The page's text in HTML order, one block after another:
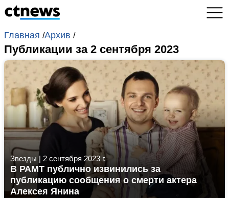
Главная /Архив /
Публикации за 2 сентября 2023
Звезды | 2 сентября 2023 г.
В РАМТ публично извинились за
публикацию сообщения о смерти актера
Алексея Янина